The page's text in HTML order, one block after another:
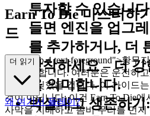
투자할 수 있습니
들면 엔진을 업그
를 추가하거나, 더
장착하세요 – 더
을 의미합니다.
박살내고 생존하기:
Earn To Die 마스터하
드
class="mb-4 text-foreground">황
분, 환영합니다. 여러분은 운전하
벽에 부딪혔을 겁니다. 이 가이드
것이 아닙니다; 이건 Earn To Die
사막을 지배하고 좀비 무리를 먼
더 읽기
왜 여기서 플레이?